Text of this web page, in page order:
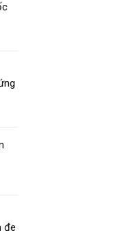
đe